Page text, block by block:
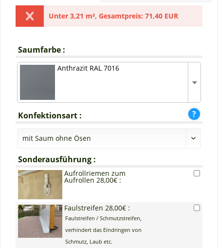
Unter 3,21 m², Gesamtpreis: 71,40 EUR
Saumfarbe :
Anthrazit RAL 7016
Konfektionsart :
Sonderausführung :
Aufrollriemen zum
Aufrollen 28,00€ :
Faulstreifen 28,00€ :
Faulstreifen / Schmutzstreifen,
verhindert das Eindringen von
Schmutz, Laub etc.